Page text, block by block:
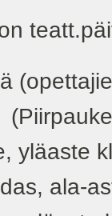
klo
aste